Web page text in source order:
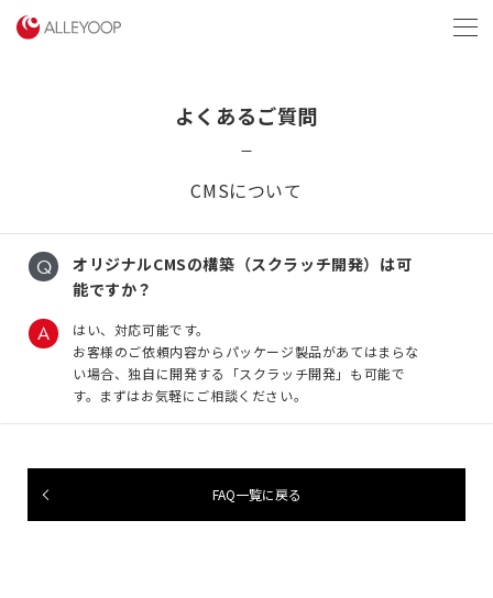
よくあるご質問
CMSについて
オリジナルCMSの構築（スクラッチ開発）は可
能ですか？
はい、対応可能です。
お客様のご依頼内容からパッケージ製品があてはまらな
い場合、独自に開発する「スクラッチ開発」も可能で
す。まずはお気軽にご相談ください。
FAQ一覧に戻る